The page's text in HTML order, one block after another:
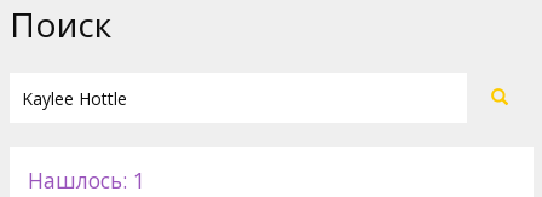
Поиск
Нашлось: 1